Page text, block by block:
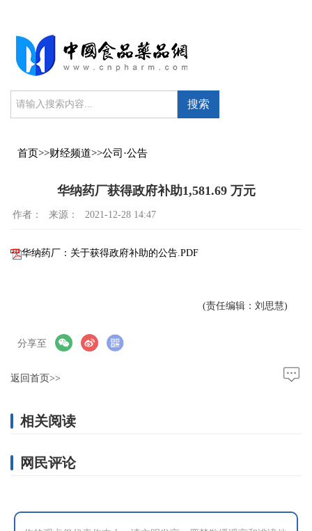
搜索
首页>>财经频道>>公司·公告
华纳药厂获得政府补助1,581.69 万元
作者： 来源： 2021-12-28 14:47
华纳药厂：关于获得政府补助的公告.PDF
(责任编辑：刘思慧)
分享至
返回首页>>
相关阅读
网民评论